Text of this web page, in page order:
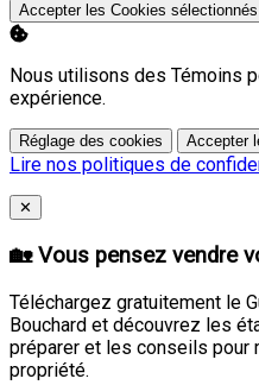
Accepter les Cookies sélectionnés
Nous utilisons des Témoins
expérience.
Réglage des cookies Accepter
Lire nos politiques de
Close
✕
🏡 Vous pensez vendre
Téléchargez gratuitement le
Bouchard et découvrez les
préparer et les conseils pour
propriété.